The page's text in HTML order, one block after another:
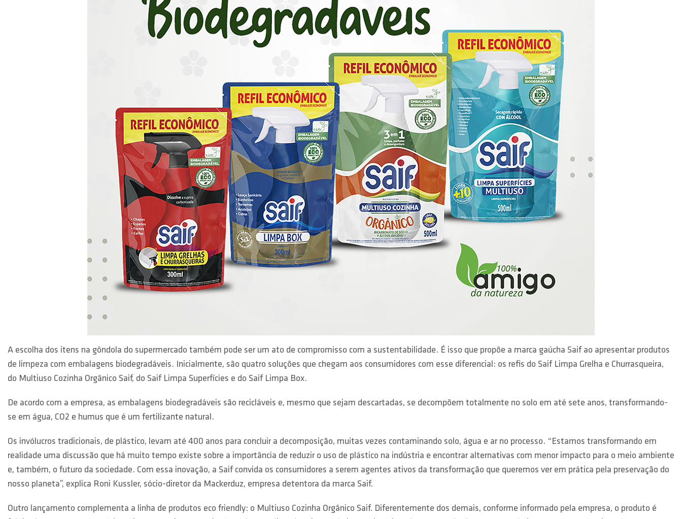
A escolha dos itens na gôndola do supermercado também pode ser um ato de compromisso com a sustentabilidade. É isso que propõe a marca gaúcha Saif ao apresentar produtos
de limpeza com embalagens biodegradáveis. Inicialmente, são quatro soluções que chegam aos consumidores com esse diferencial: os refis do Saif Limpa Grelha e Churrasqueira,
do Multiuso Cozinha Orgânico Saif, do Saif Limpa Superfícies e do Saif Limpa Box.
De acordo com a empresa, as embalagens biodegradáveis são recicláveis e, mesmo que sejam descartadas, se decompõem totalmente no solo em até sete anos, transformando-
se em água, CO2 e humus que é um fertilizante natural.
Os invólucros tradicionais, de plástico, levam até 400 anos para concluir a decomposição, muitas vezes contaminando solo, água e ar no processo. “Estamos transformando em
realidade uma discussão que há muito tempo existe sobre a importância de reduzir o uso de plástico na indústria e encontrar alternativas com menor impacto para o meio ambiente
e, também, o futuro da sociedade. Com essa inovação, a Saif convida os consumidores a serem agentes ativos da transformação que queremos ver em prática pela preservação do
nosso planeta”, explica Roni Kussler, sócio-diretor da Mackerduz, empresa detentora da marca Saif.
Outro lançamento complementa a linha de produtos eco friendly: o Multiuso Cozinha Orgânico Saif. Diferentemente dos demais, conforme informado pela empresa, o produto é